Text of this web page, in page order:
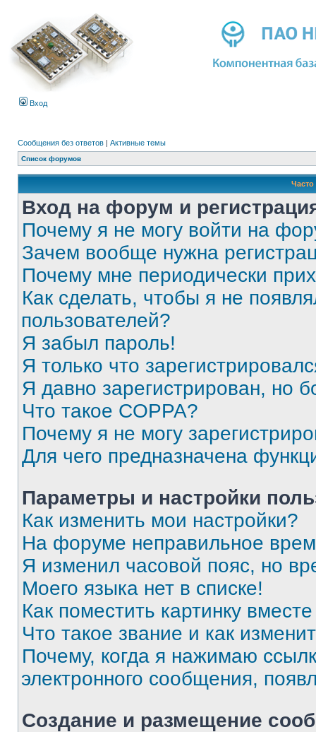
Вход
Сообщения без ответов | Активные темы
Список форумов
Вход на форум и
Почему я не могу войти на
Зачем вообще нужна
Почему мне периодически
Как сделать, чтобы я не
пользователей?
Я забыл пароль!
Я только что
Я давно зарегистрирован, но
Что такое COPPA?
Почему я не могу
Для чего предназначена
Параметры и настройки
Как изменить мои настройки?
На форуме неправильное
Я изменил часовой пояс, но
Моего языка нет в списке!
Как поместить картинку
Что такое звание и как
Почему, когда я нажимаю
электронного сообщения,
Создание и размещение